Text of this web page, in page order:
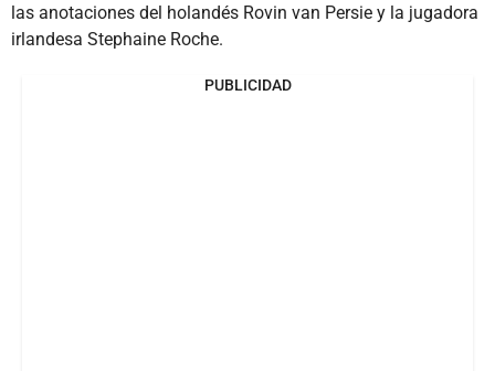
las anotaciones del holandés Rovin van Persie y la jugadora
irlandesa Stephaine Roche.
PUBLICIDAD